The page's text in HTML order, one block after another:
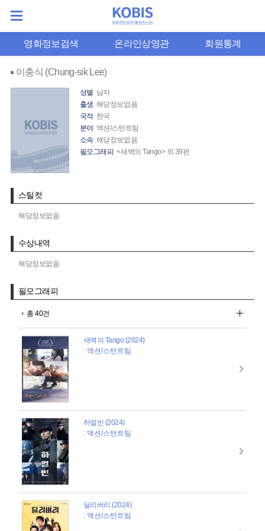
영화정보검색 온라인상영관 회원통계
이충식 (Chung-sik Lee)
성별 남자
출생 해당정보없음
국적 한국
분야 액션/스턴트팀
소속 해당정보없음
필모그래피 <새벽의 Tango> 외 39편
스틸컷
해당정보없음
수상내역
해당정보없음
필모그래피
총 40건
새벽의 Tango (2024)
: 액션/스턴트팀
하얼빈 (2024)
: 액션/스턴트팀
딜리버리 (2024)
: 액션/스턴트팀